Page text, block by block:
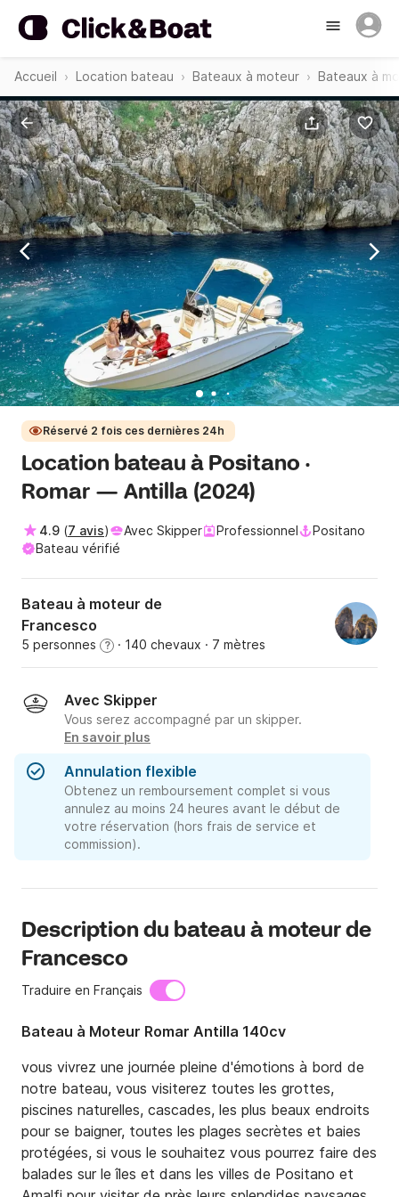
Accueil Location bateau Bateaux à moteur Bateaux à
Réservé 2 fois ces dernières 24h
Location bateau à Positano ·
Romar — Antilla (2024)
4.9 (7 avis) Avec Skipper Professionnel
Positano
Bateau vérifié
Bateau à moteur de
Francesco
5 personnes ? · 140 chevaux · 7 mètres
Avec Skipper
Vous serez accompagné par un skipper.
En savoir plus
Annulation flexible
Obtenez un remboursement complet si vous
annulez au moins 24 heures avant le début de
votre réservation (hors frais de service et
commission).
Description du bateau à moteur de
Francesco
Traduire en Français
Bateau à Moteur Romar Antilla 140cv
vous vivrez une journée pleine d'émotions à bord de
notre bateau, vous visiterez toutes les grottes,
piscines naturelles, cascades, les plus beaux endroits
pour se baigner, toutes les plages secrètes et baies
protégées, si vous le souhaitez vous pourrez faire des
balades sur le îles et dans les villes de Positano et